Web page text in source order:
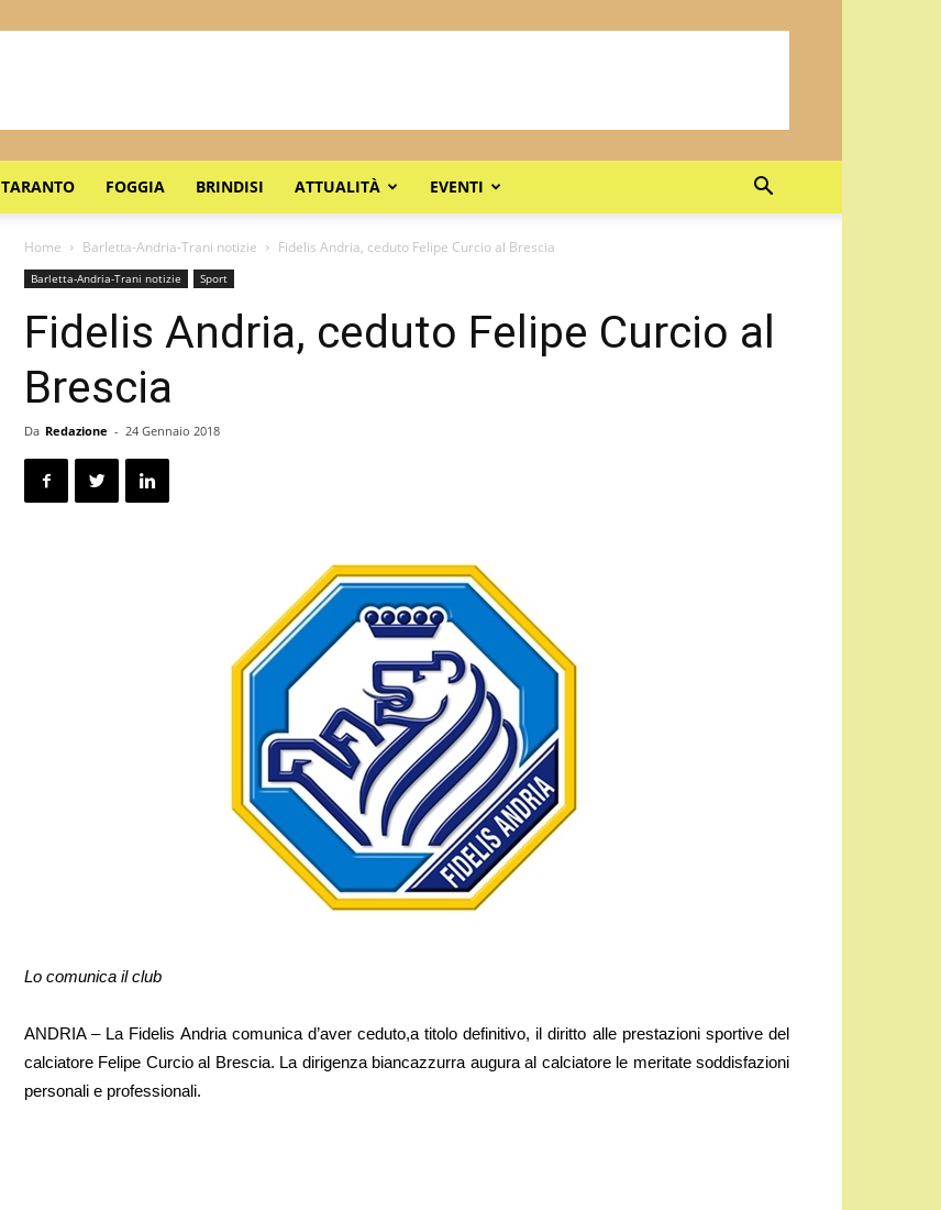
TARANTO FOGGIA BRINDISI ATTUALITÀ EVENTI
Home Barletta-Andria-Trani notizie Fidelis Andria, ceduto Felipe Curcio al Brescia
Barletta-Andria-Trani notizie Sport
Fidelis Andria, ceduto Felipe Curcio al
Brescia
Da Redazione - 24 Gennaio 2018
Lo comunica il club
ANDRIA – La Fidelis Andria comunica d’aver ceduto,a titolo definitivo, il diritto alle prestazioni sportive del
calciatore Felipe Curcio al Brescia. La dirigenza biancazzurra augura al calciatore le meritate soddisfazioni
personali e professionali.